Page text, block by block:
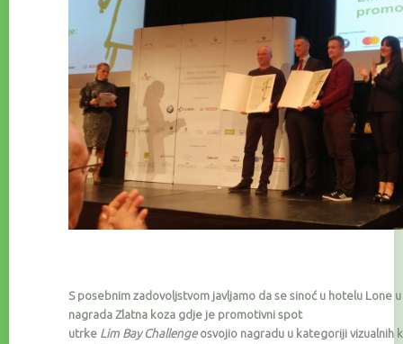
S posebnim zadovoljstvom javljamo da se sinoć u hotelu Lone
nagrada Zlatna koza gdje je promotivni spot
utrke Lim Bay Challenge osvojio nagradu u kategoriji vizualnih